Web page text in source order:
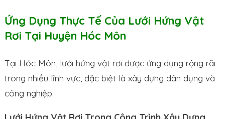
Ứng Dụng Thực Tế Của Lưới Hứng Vật
Rơi Tại Huyện Hóc Môn
Tại Hóc Môn, lưới hứng vật rơi được ứng dụng rộng rãi
trong nhiều lĩnh vực, đặc biệt là xây dựng dân dụng và
công nghiệp.